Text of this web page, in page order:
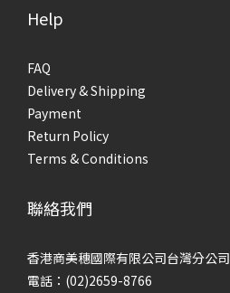
Help
FAQ
Delivery & Shipping
Payment
Return Policy
Terms & Conditions
聯絡我們
香港商美穗國際有限公司台灣分公司
電話：(02)2659-8766